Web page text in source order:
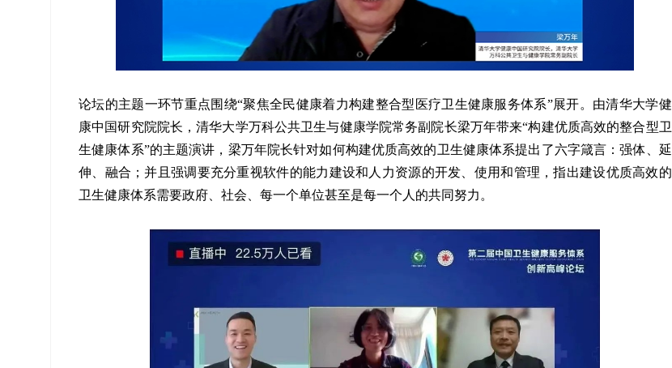
论坛的主题一环节重点围绕“聚焦全民健康着力构建整合型医疗卫生健康服务体系”展开。由清华大学健
康中国研究院院长，清华大学万科公共卫生与健康学院常务副院长梁万年带来“构建优质高效的整合型卫
生健康体系”的主题演讲，梁万年院长针对如何构建优质高效的卫生健康体系提出了六字箴言：强体、延
伸、融合；并且强调要充分重视软件的能力建设和人力资源的开发、使用和管理，指出建设优质高效的
卫生健康体系需要政府、社会、每一个单位甚至是每一个人的共同努力。